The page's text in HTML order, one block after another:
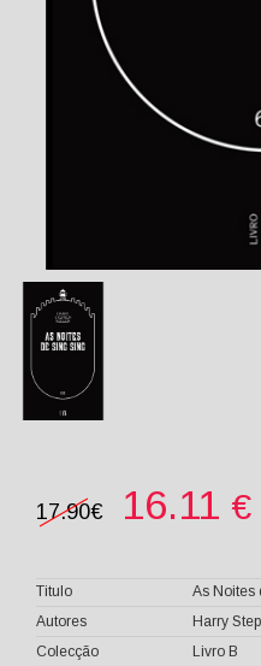
17.90€ 16.11 €
Titulo
As Noites
Autores
Harry
Colecção
Livro B